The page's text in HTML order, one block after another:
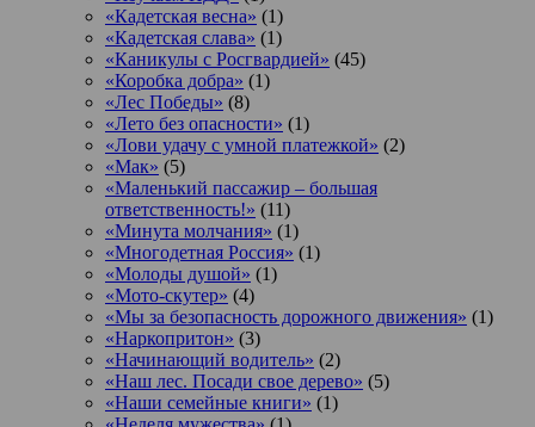
«Кадетская весна» (1)
«Кадетская слава» (1)
«Каникулы с Росгвардией» (45)
«Коробка добра» (1)
«Лес Победы» (8)
«Лето без опасности» (1)
«Лови удачу с умной платежкой» (2)
«Мак» (5)
«Маленький пассажир – большая
ответственность!» (11)
«Минута молчания» (1)
«Многодетная Россия» (1)
«Молоды душой» (1)
«Мото-скутер» (4)
«Мы за безопасность дорожного движения» (1)
«Наркопритон» (3)
«Начинающий водитель» (2)
«Наш лес. Посади свое дерево» (5)
«Наши семейные книги» (1)